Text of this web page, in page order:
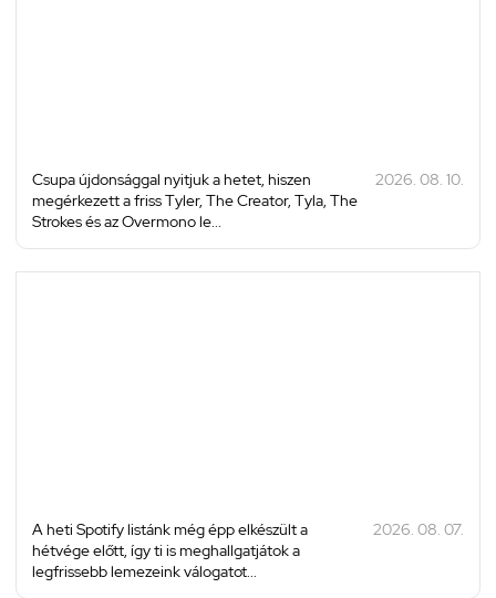
Csupa újdonsággal nyitjuk a hetet, hiszen
megérkezett a friss Tyler, The Creator, Tyla, The
Strokes és az Overmono le...
2026. 08. 10.
A heti Spotify listánk még épp elkészült a
hétvége előtt, így ti is meghallgatjátok a
legfrissebb lemezeink válogatot...
2026. 08. 07.